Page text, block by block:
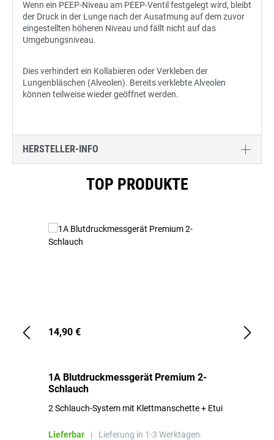
Wenn ein PEEP-Niveau am PEEP-Ventil festgelegt wird, bleibt
der Druck in der Lunge nach der Ausatmung auf dem zuvor
eingestellten höheren Niveau und fällt nicht auf das
Umgebungsniveau.
Dies verhindert ein Kollabieren oder Verkleben der
Lungenbläschen (Alveolen). Bereits verklebte Alveolen
können teilweise wieder geöffnet werden.
HERSTELLER-INFO
TOP PRODUKTE
14,90 €
1A Blutdruckmessgerät Premium 2-
Schlauch
2 Schlauch-System mit Klettmanschette + Etui
Lieferbar | Lieferung in 1-3 Werktagen.